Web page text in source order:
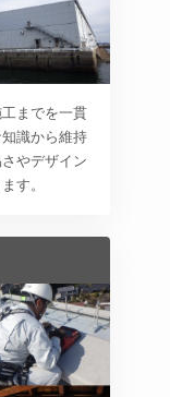
までを一貫
識から維持
やデザイン
す。